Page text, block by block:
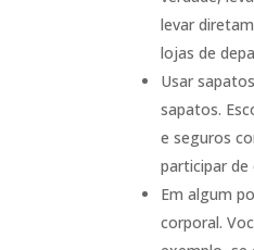
levar
lojas de
Usar
sapatos.
e seguros
participar
Em algum
corporal.